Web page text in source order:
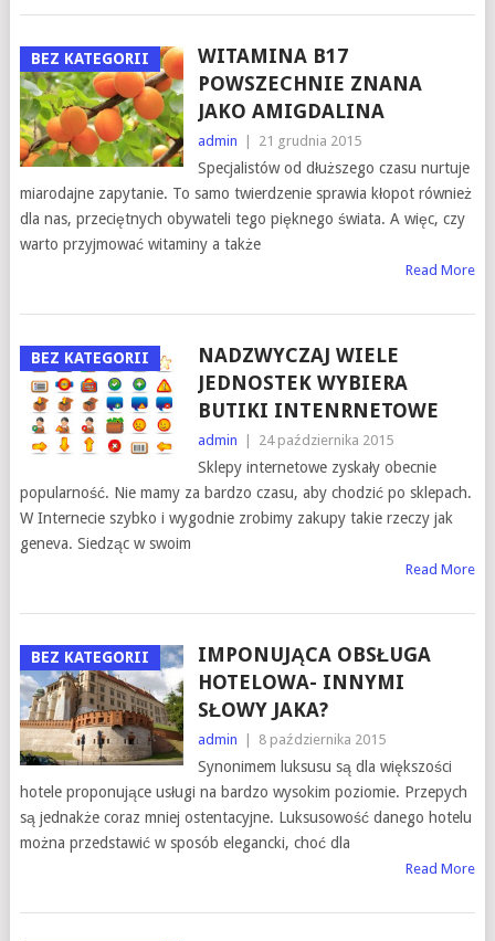
BEZ KATEGORII
WITAMINA B17
POWSZECHNIE ZNANA
JAKO AMIGDALINA
admin 21 grudnia 2015
Specjalistów od dłuższego czasu nurtuje
miarodajne zapytanie. To samo twierdzenie sprawia kłopot również
dla nas, przeciętnych obywateli tego pięknego świata. A więc, czy
warto przyjmować witaminy a także
Read More
BEZ KATEGORII
NADZWYCZAJ WIELE
JEDNOSTEK WYBIERA
BUTIKI INTENRNETOWE
admin 24 października 2015
Sklepy internetowe zyskały obecnie
popularność. Nie mamy za bardzo czasu, aby chodzić po sklepach.
W Internecie szybko i wygodnie zrobimy zakupy takie rzeczy jak
geneva. Siedząc w swoim
Read More
BEZ KATEGORII
IMPONUJĄCA OBSŁUGA
HOTELOWA- INNYMI
SŁOWY JAKA?
admin 8 października 2015
Synonimem luksusu są dla większości
hotele proponujące usługi na bardzo wysokim poziomie. Przepych
są jednakże coraz mniej ostentacyjne. Luksusowość danego hotelu
można przedstawić w sposób elegancki, choć dla
Read More